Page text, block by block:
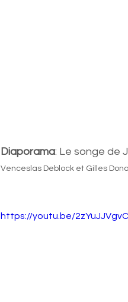
Diaporama: Le songe de
Venceslas Deblock et Gilles
https://youtu.be/